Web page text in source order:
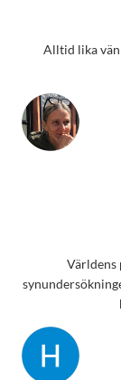
Alltid lika
Världens